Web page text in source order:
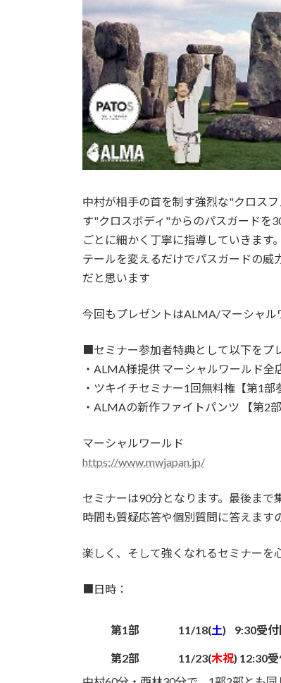
中村が相手の首を制す強烈な"クロス
す"クロスボディ"からのパスガードを
ごとに細かく丁寧に指導していきます
テールを変えるだけでパスガードの威
だと思います
今回もプレゼントはALMA/マーシャル
■セミナー参加者特典として以下をプ
・ALMA様提供 マーシャルワールド全
・ツキイチセミナー1回無料権【第1部
・ALMAの新作ファイトパンツ 【第2
マーシャルワールド
https://www.mwjapan.jp/
セミナーは90分となります。最後まで
時間も質疑応答や個別質問に答えます
楽しく、そして強くなれるセミナーを
■日時：
第1部 11/18(土) 9:30受
第2部 11/23(木祝) 12:30